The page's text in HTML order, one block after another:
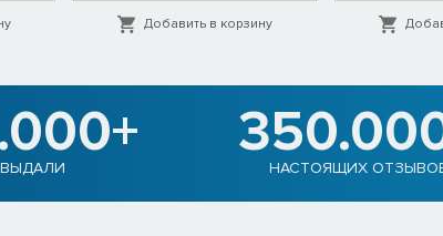
Добавить в корзину
НАСТОЯЩИХ